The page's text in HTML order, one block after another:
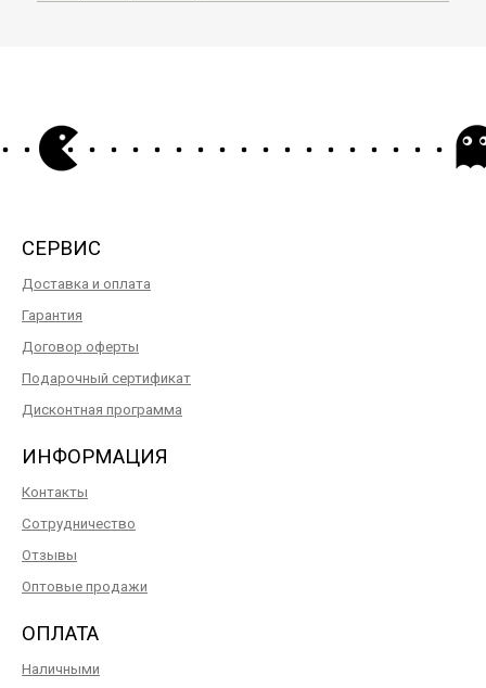
СЕРВИС
Доставка и оплата
Гарантия
Договор оферты
Подарочный сертификат
Дисконтная программа
ИНФОРМАЦИЯ
Контакты
Сотрудничество
Отзывы
Оптовые продажи
ОПЛАТА
Наличными